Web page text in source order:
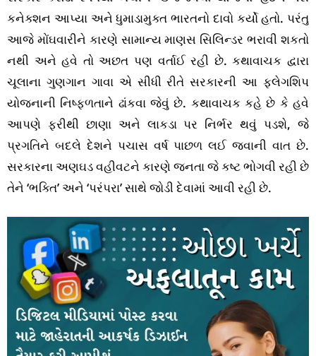
કનેક્શન આપ્યા અને ધુમાડામુક્ત ભારતનો દાવો કર્યો હતો. પરંતુ
આજે મોંઘવારીને કારણે સામાન્ય માણસ સિલિન્ડર ભરાવી શકતો
નથી અને હવે તો અછત પણ વર્તાઈ રહી છે. કથાવાચક દ્વારા
ચૂલાના ગુણગાન ગાવા એ સીધી રીતે સરકારની આ ફ્લેગશિપ
યોજનાની નિષ્ફળતાને ઢાંકવા જેવું છે. કથાવાચક કહે છે કે હવે
આપણે ફરીથી છાણા અને લાકડા પર નિર્ભર થવું પડશે, જે
પ્રગતિને બદલે દેશને પચાસ વર્ષ પાછળ લઈ જવાની વાત છે.
સરકારના અણઘડ વહીવટને કારણે જનતા જે કષ્ટ ભોગવી રહી છે
તેને ‘ભક્તિ’ અને ‘પરંપરા’ સાથે જોડી દેવામાં આવી રહી છે.